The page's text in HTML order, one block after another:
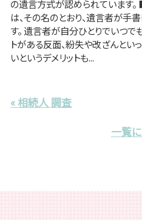
の遺言方式が認められています
は、その名のとおり、遺言者が手
す。 遺言者が自分ひとりでいつで
トがある反面、紛失や改ざんと
いというデメリットも...
« 相続人 調査
一覧